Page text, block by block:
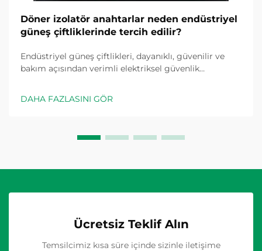
Döner izolatör anahtarlar neden endüstriyel
güneş çiftliklerinde tercih edilir?
Endüstriyel güneş çiftlikleri, dayanıklı, güvenilir ve
bakım açısından verimli elektriksel güvenlik
karşı karşıyadır. Mevcut çeşitli ayırma çözümleri
arasında döner izolatör anahtarlar öncü seçim olarak
DAHA FAZLASINI GÖR
Ücretsiz Teklif Alın
Temsilcimiz kısa süre içinde sizinle iletişime